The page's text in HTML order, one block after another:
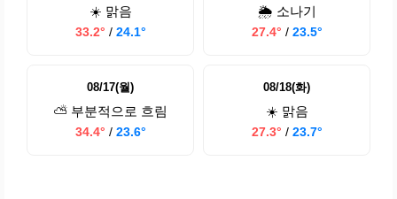
☀️ 맑음
33.2° / 24.1°
🌦️ 소나기
27.4° / 23.5°
08/17(월)
⛅ 부분적으로 흐림
34.4° / 23.6°
08/18(화)
☀️ 맑음
27.3° / 23.7°